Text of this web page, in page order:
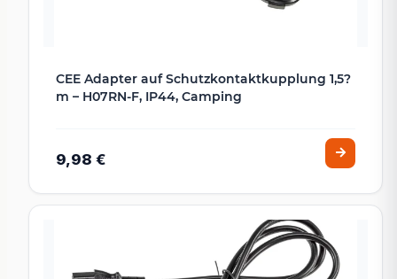
CEE Adapter auf Schutzkontaktkupplung 1,5?
m – H07RN-F, IP44, Camping
9,98 €